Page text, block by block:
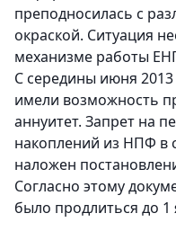
преподносилась с
окраской. Ситуация
механизме работы
С середины июня
имели возможность
аннуитет. Запрет на
накоплений из НПФ в
наложен
Согласно этому
было продлиться до 1